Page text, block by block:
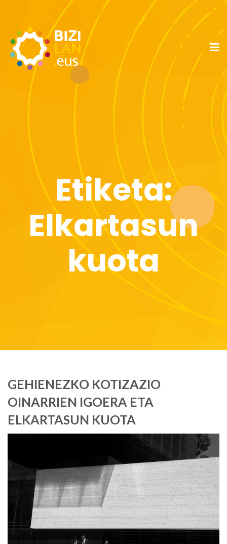
Etiketa:
Elkartasun
kuota
GEHIENEZKO KOTIZAZIO
OINARRIEN IGOERA ETA
ELKARTASUN KUOTA